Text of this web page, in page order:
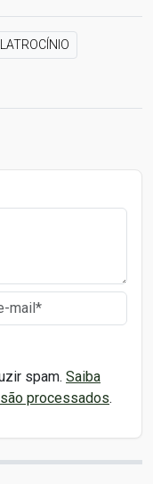
LATROCÍNIO
spam. Saiba
processados.